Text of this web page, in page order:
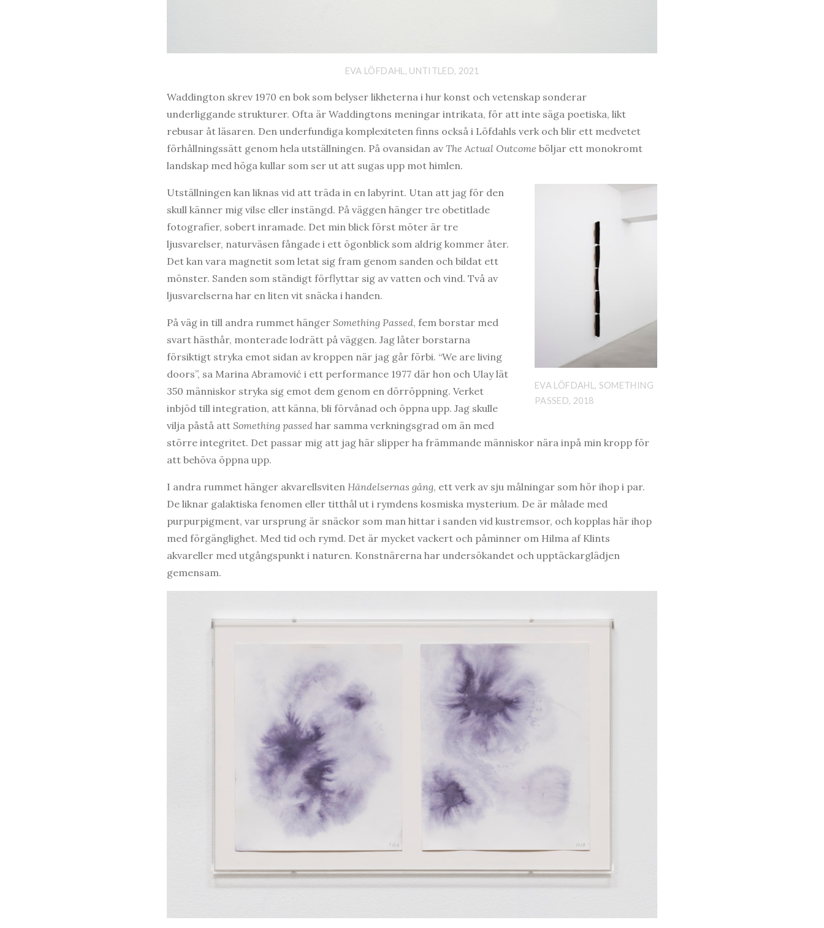
EVA LÖFDAHL, UNTITLED, 2021
Waddington skrev 1970 en bok som belyser likheterna i hur konst och vetenskap sonderar
underliggande strukturer. Ofta är Waddingtons meningar intrikata, för att inte säga poetiska, likt
rebusar åt läsaren. Den underfundiga komplexiteten finns också i Löfdahls verk och blir ett medvetet
förhållningssätt genom hela utställningen. På ovansidan av The Actual Outcome böljar ett monokromt
landskap med höga kullar som ser ut att sugas upp mot himlen.
EVA LÖFDAHL, SOMETHING
PASSED, 2018
Utställningen kan liknas vid att träda in en labyrint. Utan att jag för den
skull känner mig vilse eller instängd. På väggen hänger tre obetitlade
fotografier, sobert inramade. Det min blick först möter är tre
ljusvarelser, naturväsen fångade i ett ögonblick som aldrig kommer åter.
Det kan vara magnetit som letat sig fram genom sanden och bildat ett
mönster. Sanden som ständigt förflyttar sig av vatten och vind. Två av
ljusvarelserna har en liten vit snäcka i handen.
På väg in till andra rummet hänger Something Passed, fem borstar med
svart hästhår, monterade lodrätt på väggen. Jag låter borstarna
försiktigt stryka emot sidan av kroppen när jag går förbi. “We are living
doors”, sa Marina Abramović i ett performance 1977 där hon och Ulay lät
350 människor stryka sig emot dem genom en dörröppning. Verket
inbjöd till integration, att känna, bli förvånad och öppna upp. Jag skulle
vilja påstå att Something passed har samma verkningsgrad om än med
större integritet. Det passar mig att jag här slipper ha främmande människor nära inpå min kropp för
att behöva öppna upp.
I andra rummet hänger akvarellsviten Händelsernas gång, ett verk av sju målningar som hör ihop i par.
De liknar galaktiska fenomen eller titthål ut i rymdens kosmiska mysterium. De är målade med
purpurpigment, var ursprung är snäckor som man hittar i sanden vid kustremsor, och kopplas här ihop
med förgänglighet. Med tid och rymd. Det är mycket vackert och påminner om Hilma af Klints
akvareller med utgångspunkt i naturen. Konstnärerna har undersökandet och upptäckarglädjen
gemensam.